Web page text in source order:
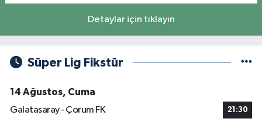
Detaylar için tıklayın
Süper Lig Fikstür
14 Ağustos, Cuma
Galatasaray - Çorum FK
21:30